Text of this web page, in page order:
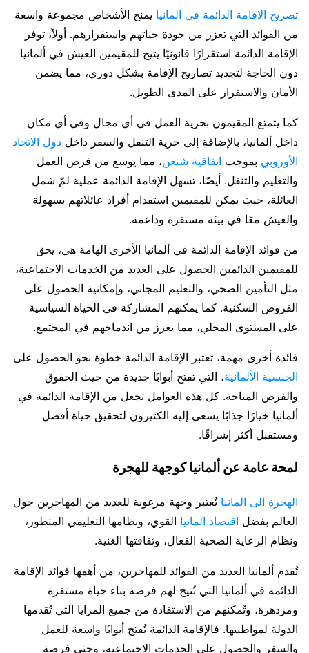
تصريح الاقامة الدائمة في المانيا يمنح الأشخاص مجموعة واسعة
من الفوائد التي تعزز من جودة حياتهم واستقرارهم. أولاً، توفر
الإقامة الدائمة استقرارًا قانونيًا يتيح للمقيمين العيش في ألمانيا
دون الحاجة لتجديد تصاريح الإقامة بشكل دوري، مما يضمن
الأمان والاستقرار على المدى الطويل.
كما يتمتع المقيمون بحرية العمل في أي مجال وفي أي مكان
داخل ألمانيا، بالإضافة إلى حرية التنقل والسفر داخل دول الاتحاد
الأوروبي بموجب اتفاقية شنغن، مما يوسع من فرص العمل
والتعليم والتنقل. أيضًا، تسهل الإقامة الدائمة عملية لمّ شمل
العائلة، حيث يمكن للمقيمين استقدام أفراد عائلاتهم بسهولة
والعيش معًا في بيئة مستقرة وداعمة.
من فوائد الإقامة الدائمة في ألمانيا الأخرى الهامة هي، يحق
للمقيمين الدائمين الحصول على العديد من الخدمات الاجتماعية،
مثل التأمين الصحي، والتعليم المجاني، وإمكانية الحصول على
القروض السكنية. كما يمكنهم المشاركة في الحياة السياسية
على المستوى المحلي، مما يعزز من اندماجهم في المجتمع.
فائدة أخرى مهمة، تعتبر الإقامة الدائمة خطوة نحو الحصول على
الجنسية الألمانية، التي تفتح أبوابًا جديدة من حيث الحقوق
والفرص المتاحة. كل هذه العوامل تجعل من الإقامة الدائمة في
ألمانيا خيارًا جذابًا يسعى إليه الكثيرون لتحقيق حياة أفضل
ومستقبل أكثر إشراقًا.
لمحة عامة عن ألمانيا كوجهة للهجرة
الهجرة الى المانيا تُعتبر وجهة مرغوبة للعديد من المهاجرين حول
العالم بفضل اقتصاد المانيا القوي، ونظامها التعليمي المتطور،
ونظام الرعاية الصحية الفعال، وثقافتها الغنية.
تُقدم ألمانيا العديد من الفوائد للمهاجرين، من أهمها فوائد الإقامة
الدائمة في ألمانيا التي تُتيح لهم فرصة بناء حياة مستقرة
ومزدهرة، وتُمكنهم من الاستفادة من جميع المزايا التي تُقدمها
الدولة لمواطنيها. فالإقامة الدائمة تُفتح أبوابًا واسعة للعمل
والسفر والحصول على الخدمات الاجتماعية، وحتى فرصة